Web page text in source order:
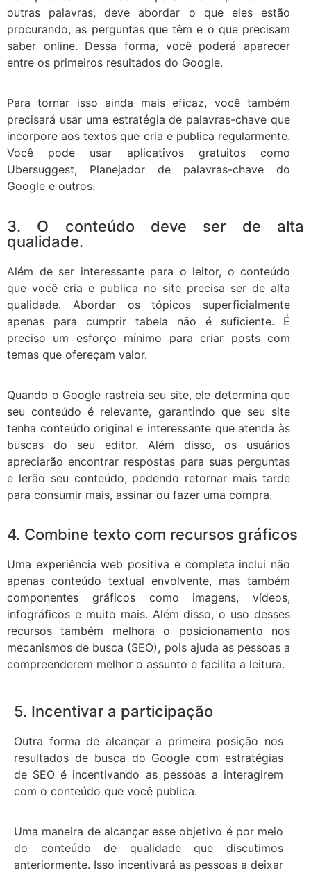
outras palavras, deve abordar o que eles estão
procurando, as perguntas que têm e o que precisam
saber online. Dessa forma, você poderá aparecer
entre os primeiros resultados do Google.
Para tornar isso ainda mais eficaz, você também
precisará usar uma estratégia de palavras-chave que
incorpore aos textos que cria e publica regularmente.
Você pode usar aplicativos gratuitos como
Ubersuggest, Planejador de palavras-chave do
Google e outros.
3. O conteúdo deve ser de alta
qualidade.
Além de ser interessante para o leitor, o conteúdo
que você cria e publica no site precisa ser de alta
qualidade. Abordar os tópicos superficialmente
apenas para cumprir tabela não é suficiente. É
preciso um esforço mínimo para criar posts com
temas que ofereçam valor.
Quando o Google rastreia seu site, ele determina que
seu conteúdo é relevante, garantindo que seu site
tenha conteúdo original e interessante que atenda às
buscas do seu editor. Além disso, os usuários
apreciarão encontrar respostas para suas perguntas
e lerão seu conteúdo, podendo retornar mais tarde
para consumir mais, assinar ou fazer uma compra.
4. Combine texto com recursos gráficos
Uma experiência web positiva e completa inclui não
apenas conteúdo textual envolvente, mas também
componentes gráficos como imagens, vídeos,
infográficos e muito mais. Além disso, o uso desses
recursos também melhora o posicionamento nos
mecanismos de busca (SEO), pois ajuda as pessoas a
compreenderem melhor o assunto e facilita a leitura.
5. Incentivar a participação
Outra forma de alcançar a primeira posição nos
resultados de busca do Google com estratégias
de SEO é incentivando as pessoas a interagirem
com o conteúdo que você publica.
Uma maneira de alcançar esse objetivo é por meio
do conteúdo de qualidade que discutimos
anteriormente. Isso incentivará as pessoas a deixar